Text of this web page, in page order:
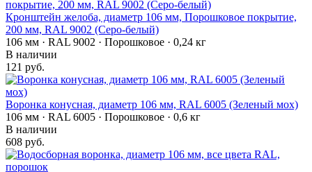
Кронштейн желоба, диаметр 106 мм, Порошковое покрытие,
200 мм, RAL 9002 (Серо-белый)
106 мм · RAL 9002 · Порошковое · 0,24 кг
В наличии
121 руб.
Воронка конусная, диаметр 106 мм, RAL 6005 (Зеленый мох)
106 мм · RAL 6005 · Порошковое · 0,6 кг
В наличии
608 руб.